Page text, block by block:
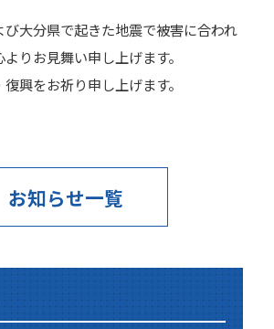
大分県で起きた地震で被害に合われ
りお見舞い申し上げます。
興をお祈り申し上げます。
お知らせ一覧